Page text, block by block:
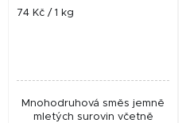
Měrná
74 Kč / 1 kg
Mnohodruhová směs jemně
mletých surovin včetně